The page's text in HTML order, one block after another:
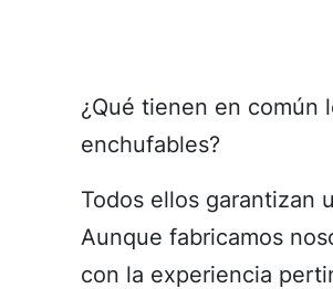
¿Qué tienen en común
enchufables?
Todos ellos garantizan
Aunque fabricamos
con la experiencia